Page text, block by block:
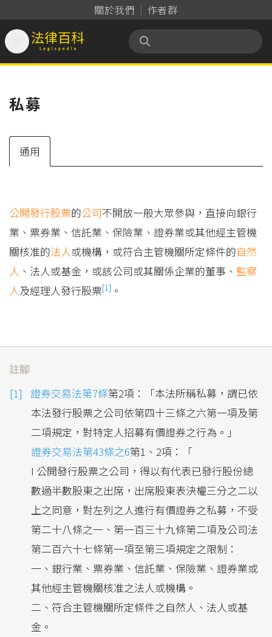
關於我們 作者群
法律百科 Legispedia
私募
通用
公開發行股票的公司不開放一般大眾參與，直接向銀行
業、票券業、信託業、保險業、證券業或其他經主管機
關核准的法人或機構，或符合主管機關所定條件的自然
人 、法人或基金，或該公司或其關係企業的董事、 監察
人 及經理人發行股票[1] 。
註腳
證券交易法第7條第2項：「本法所稱私募，謂已依
本法發行股票之公司依第四十三條之六第一項及第
二項規定，對特定人招募有價證券之行為。」
證券交易法第43條之6第1、2項：「
I 公開發行股票之公司，得以有代表已發行股份總
數過半數股東之出席，出席股東表決權三分之二以
上之同意，對左列之人進行有價證券之私募，不受
第二十八條之一、第一百三十九條第二項及公司法
第二百六十七條第一項至第三項規定之限制：
一、銀行業、票券業、信託業、保險業、證券業或
其他經主管機關核准之法人或機構。
二、符合主管機關所定條件之自然人、法人或基
金。